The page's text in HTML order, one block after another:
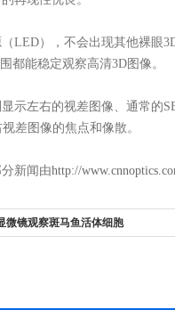
LED），不会出现其他裸眼
都能稳定观察高清3D图像。
示左右的视差图像、通常的
差图像的焦点和像散。
新闻由http://
微镜观察斑马鱼活体细胞